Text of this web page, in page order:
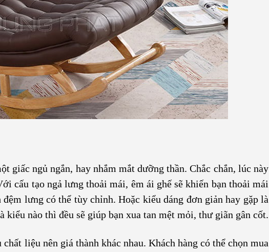
giấc ngủ ngắn, hay nhắm mắt dưỡng thần. Chắc chắn, lúc này
cấu tạo ngả lưng thoải mái, êm ái ghế sẽ khiến bạn thoải mái
lưng có thể tùy chỉnh. Hoặc kiểu dáng đơn giản hay gặp là
nào thì đều sẽ giúp bạn xua tan mệt mỏi, thư giãn gân cốt.
liệu nên giá thành khác nhau. Khách hàng có thể chọn mua